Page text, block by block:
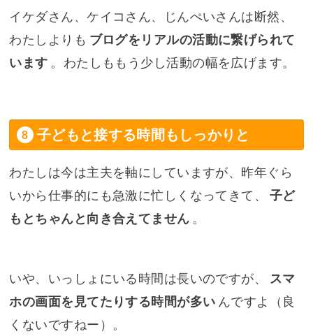
イケダさん、ケイコさん、じんぺいさんは断然、
わたしよりも ブログをリアルの活動に繋げられて
います 。わたしももう少し活動の幅を広げます。
子どもと接する時間もしっかりと
わたしは今は主夫を軸にしていますが、昨年ぐら
いから仕事的にも急激に忙しくなってきて、
子ど
もとちゃんと向き合えてません 。
いや、いっしょにいる時間は長いのですが、
スマ
ホの画面を見てたりする時間が多い んですよ（良
くないですねー）。